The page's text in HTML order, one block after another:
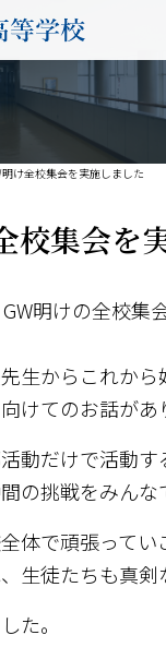
明け全校集会を実施しました
校集会を
GW明けの全校集
生からこれか
けてのお話があ
活動だけで活動
の挑戦をみんな
体で頑張ってい
生徒たちも真剣
た。